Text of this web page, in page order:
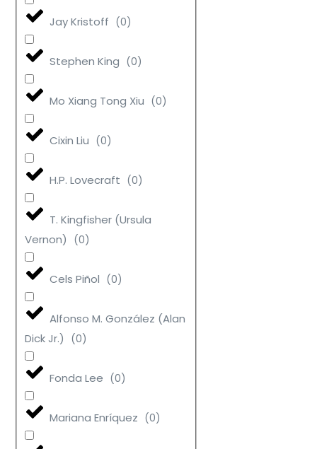
Jay Kristoff (0)
Stephen King (0)
Mo Xiang Tong Xiu (0)
Cixin Liu (0)
H.P. Lovecraft (0)
T. Kingfisher (Ursula
Vernon) (0)
Cels Piñol (0)
Alfonso M. González (Alan
Dick Jr.) (0)
Fonda Lee (0)
Mariana Enríquez (0)